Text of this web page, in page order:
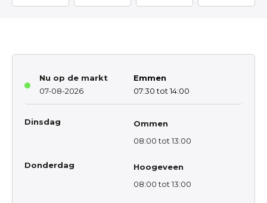
Nu op de markt
07-08-2026
Emmen
07:30 tot 14:00
Dinsdag
Ommen
08:00 tot 13:00
Donderdag
Hoogeveen
08:00 tot 13:00